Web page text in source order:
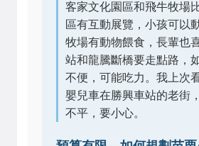
客家文化園區和飛牛牧場
區有互動展覽，小孩可以
牧場有動物餵食，長輩也
站和龍騰斷橋要走點路，
不便，可能吃力。我上次
嬰兒車在勝興車站的老街
不平，要小心。